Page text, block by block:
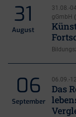
31
August
31.08.-
gGmbH
06
September
06.09.-
Das